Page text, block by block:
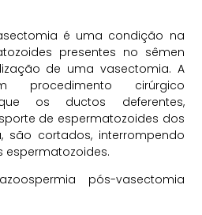
é uma condição na
presentes no sêmen
de uma vasectomia. A
cirúrgico
os ductos deferentes,
de espermatozoides dos
são cortados, interrompendo
espermatozoides.
pós-vasectomia